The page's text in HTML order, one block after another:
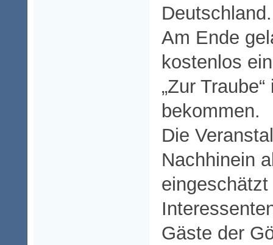
Deutschland.
Am Ende
kostenlos
„Zur
bekommen.
Die
Nachhinein
Gäste der